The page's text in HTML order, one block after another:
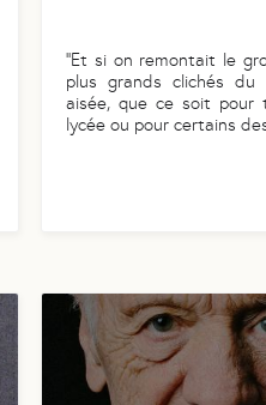
‘’Et si on remontait le
plus grands clichés du
aisée, que ce soit pour
lycée ou pour certains